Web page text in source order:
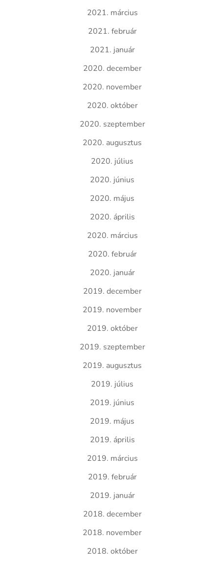
2021. március
2021. február
2021. január
2020. december
2020. november
2020. október
2020. szeptember
2020. augusztus
2020. július
2020. június
2020. május
2020. április
2020. március
2020. február
2020. január
2019. december
2019. november
2019. október
2019. szeptember
2019. augusztus
2019. július
2019. június
2019. május
2019. április
2019. március
2019. február
2019. január
2018. december
2018. november
2018. október